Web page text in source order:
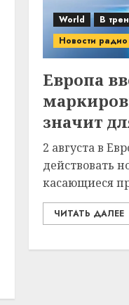
World В
Новости радио
Европа
значит
2 августа в
действовать
касающиеся
ЧИТАТЬ ДАЛЕЕ